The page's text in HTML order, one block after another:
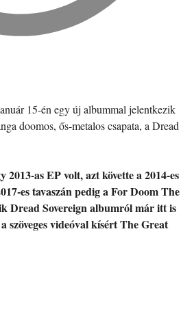
15-én egy új albummal jelentkezik
doomos, ős-metalos csapata, a Dread
as EP volt, azt követte a 2014-es
es tavaszán pedig a For Doom The
Dread Sovereign albumról már itt is
szöveges videóval kísért The Great